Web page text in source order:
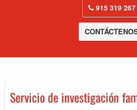
915 319 267
Servicio de investigación